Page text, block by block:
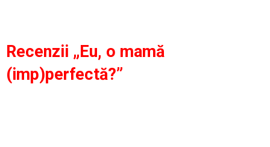
Recenzii „Eu, o mamă
(imp)perfectă?”